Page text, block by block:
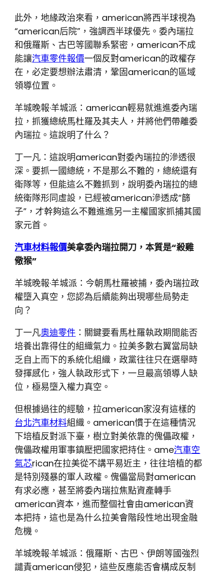
此外，地緣政治來看，american將西半球視為
“american后院”，強調西半球優先。委內瑞拉
和俄羅斯、古巴等國聯系緊密，american不成
能讓汽車零件報價一個反對american的政權存
在，必定要想辦法肅清，鞏固american的區域
領導位置。
羊城晚報·羊城派：american輕易就進進委內瑞
拉，抓獲總統馬杜羅及其夫人，并將他們帶離委
內瑞拉。這說明了什么？
丁一凡：這說明american對委內瑞拉的滲透很
深。要抓一國總統，不是那么不難的，總統還有
衛隊等，但能這么不難抓到，說明委內瑞拉的總
統衛隊形同虛設，已經被american滲透成“篩
子”，才幹夠這么不難進進另一主權國家抓捕其國
家元首。
汽車材料報價美拿委內瑞拉開刀，本質是“殺雞
儆猴”
羊城晚報·羊城派：今朝馬杜羅被捕，委內瑞拉政
權墮入真空，您認為后續能夠出現哪些局勢走
向？
丁一凡奧迪零件 ：關鍵要看馬杜羅執政期間能否
培養出靠得住的組織氣力。拉美多數右翼當局缺
乏自上而下的系統化組織，政黨往往只在選舉時
發揮感化，強人執政形式下，一旦最高領導人缺
位，極易墮入權力真空。
但根據過往的經驗，拉american家沒有這樣的
台北汽車材料組織。american慣于在這種情況
下培植反對派下臺，樹立對美依靠的傀儡政權，
傀儡政權用軍事鎮壓把國家把持住。ame汽車空
氣芯rican在拉美從不講平易近主，往往培植的都
是特別殘暴的軍人政權。傀儡當局對american
有求必應，甚至將委內瑞拉焦點資產轉手
american資本，進而整個社會由american資
本把持，這也是為什么拉美會階段性地出現金融
危機。
羊城晚報·羊城派：俄羅斯、古巴、伊朗等國強烈
譴責american侵犯，這些反應能否會構成反制